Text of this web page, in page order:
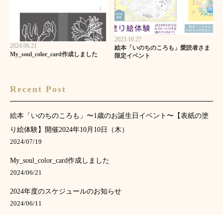
2024.06.21
My_soul_color_card作成しました
2023.10.27
絵本「いのちのころも」愛読者さま
限定イベント
Recent Post
絵本「いのちのころも」〜1歳のお誕生日イベント〜【表紙の塗
り絵体験】開催2024年10月10日（木）
2024/07/19
My_soul_color_card作成しました
2024/06/21
2024年度のスケジュールのお知らせ
2024/06/11